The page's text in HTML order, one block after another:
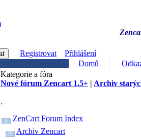
Registrovat
Přihlášení
Domů
Kategorie a fóra
Nové fórum Zencart 1.5+ | Archiv
.
ZenCart Forum Index
Archiv Zencart